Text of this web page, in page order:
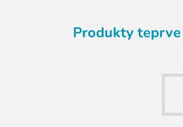
Produkty